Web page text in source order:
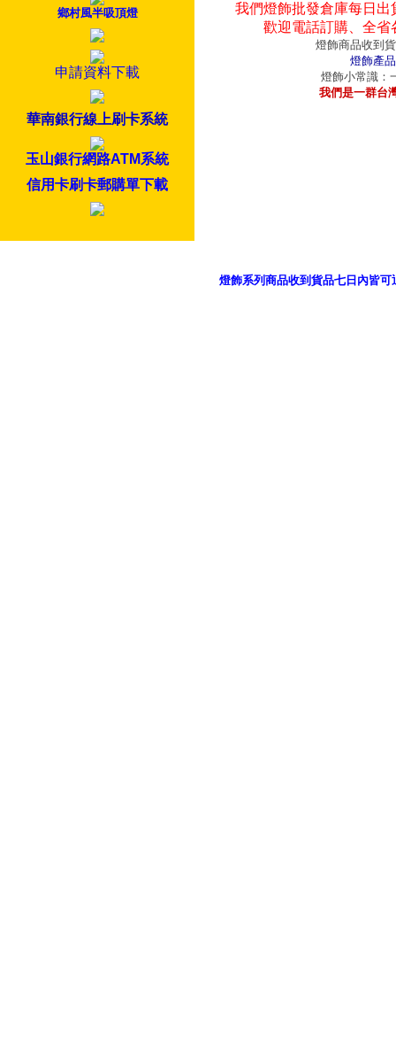
鄉村風半吸頂燈
申請資料下載
華南銀行線上刷卡系統
玉山銀行網路ATM系統
信用卡刷卡郵購單下載
我們燈飾批發倉庫每日
歡迎電話訂購、全
燈飾商品收到
燈飾產
燈飾小常識：
我們是一群台
燈飾系列商品收到貨品七日內皆